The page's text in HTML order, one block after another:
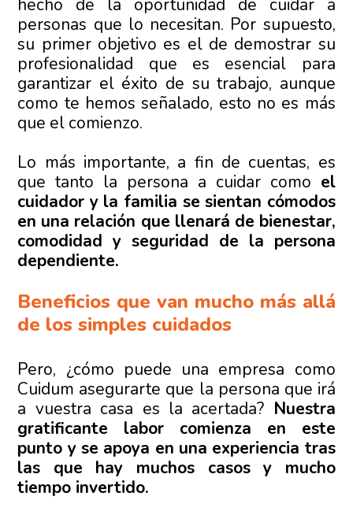
hecho de la oportunidad de cuidar a
personas que lo necesitan. Por supuesto,
su primer objetivo es el de demostrar su
profesionalidad que es esencial para
garantizar el éxito de su trabajo, aunque
como te hemos señalado, esto no es más
que el comienzo.
Lo más importante, a fin de cuentas, es
que tanto la persona a cuidar como el
cuidador y la familia se sientan cómodos
en una relación que llenará de bienestar,
comodidad y seguridad de la persona
dependiente.
Beneficios que van mucho más allá
de los simples cuidados
Pero, ¿cómo puede una empresa como
Cuidum asegurarte que la persona que irá
a vuestra casa es la acertada? Nuestra
gratificante labor comienza en este
punto y se apoya en una experiencia tras
las que hay muchos casos y mucho
tiempo invertido.